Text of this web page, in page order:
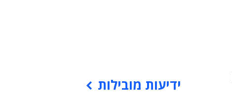
ידיעות מובילות